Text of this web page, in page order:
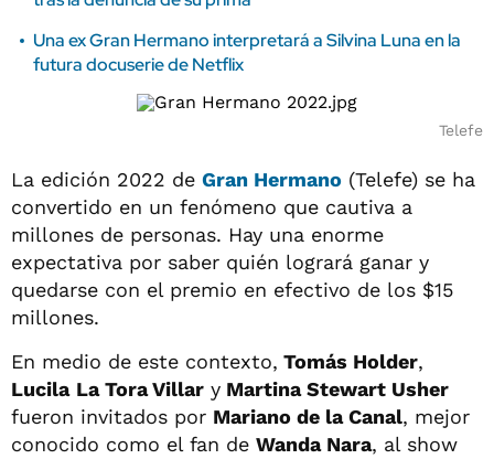
Una ex Gran Hermano interpretará a Silvina Luna en la
futura docuserie de Netflix
Telefe
La edición 2022 de Gran Hermano (Telefe) se ha
convertido en un fenómeno que cautiva a
millones de personas. Hay una enorme
expectativa por saber quién logrará ganar y
quedarse con el premio en efectivo de los $15
millones.
En medio de este contexto, Tomás Holder,
Lucila La Tora Villar y Martina Stewart Usher
fueron invitados por Mariano de la Canal, mejor
conocido como el fan de Wanda Nara, al show